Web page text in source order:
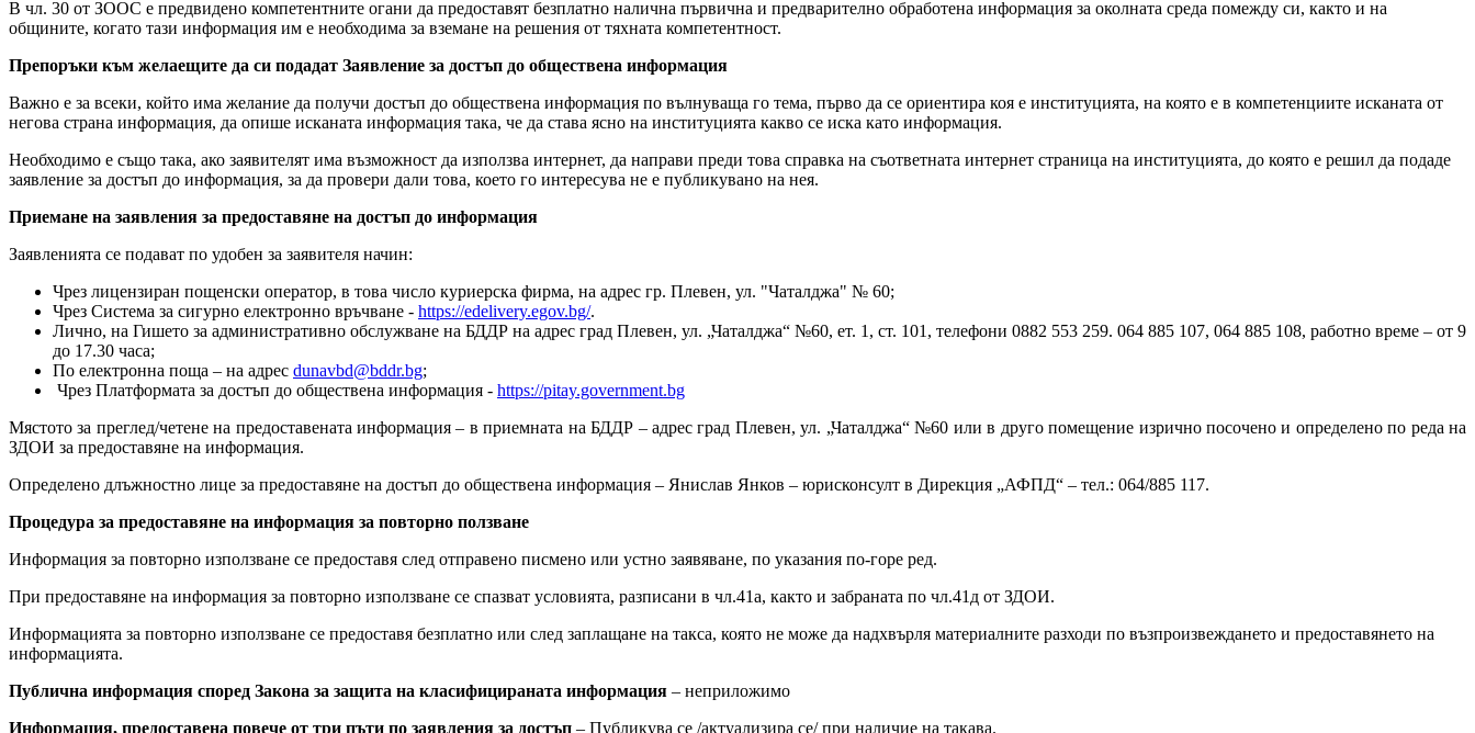
В чл. 30 от ЗООС е предвидено компетентните огани да предоставят безплатно налична първична и предварително обработена информация за околната среда помежду си, както и на
общините, когато тази информация им е необходима за вземане на решения от тяхната компетентност.
Препоръки към желаещите да си подадат Заявление за достъп до обществена информация
Важно е за всеки, който има желание да получи достъп до обществена информация по вълнуваща го тема, първо да се ориентира коя е институцията, на която е в компетенциите исканата от
негова страна информация, да опише исканата информация така, че да става ясно на институцията какво се иска като информация.
Необходимо е също така, ако заявителят има възможност да използва интернет, да направи преди това справка на съответната интернет страница на институцията, до която е решил да подаде
заявление за достъп до информация, за да провери дали това, което го интересува не е публикувано на нея.
Приемане на заявления за предоставяне на достъп до информация
Заявленията се подават по удобен за заявителя начин:
Чрез лицензиран пощенски оператор, в това число куриерска фирма, на адрес гр. Плевен, ул. "Чаталджа" № 60;
Чрез Система за сигурно електронно връчване - https://edelivery.egov.bg/.
Лично, на Гишето за административно обслужване на БДДР на адрес град Плевен, ул. „Чаталджа“ №60, ет. 1, ст. 101, телефони 0882 553 259. 064 885 107, 064 885 108, работно време – от 9
до 17.30 часа;
По електронна поща – на адрес dunavbd@bddr.bg;
Чрез Платформата за достъп до обществена информация - https://pitay.government.bg
Mястото за преглед/четене на предоставената информация – в приемната на БДДР – адрес град Плевен, ул. „Чаталджа“ №60 или в друго помещение изрично посочено и определено по реда на
ЗДОИ за предоставяне на информация.
Определено длъжностно лице за предоставяне на достъп до обществена информация – Янислав Янков – юрисконсулт в Дирекция „АФПД“ – тел.: 064/885 117.
Процедура за предоставяне на информация за повторно ползване
Информация за повторно използване се предоставя след отправено писмено или устно заявяване, по указания по-горе ред.
При предоставяне на информация за повторно използване се спазват условията, разписани в чл.41а, както и забраната по чл.41д от ЗДОИ.
Информацията за повторно използване се предоставя безплатно или след заплащане на такса, която не може да надхвърля материалните разходи по възпроизвеждането и предоставянето на
информацията.
Публична информация според Закона за защита на класифицираната информация – неприложимо
Информация, предоставена повече от три пъти по заявления за достъп – Публикува се /актуализира се/ при наличие на такава.